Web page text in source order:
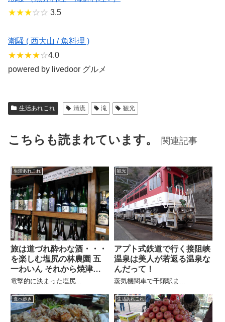
★★★☆☆ 3.5
潮騒 ( 西大山 / 魚料理 )
★★★★☆4.0
powered by livedoor グルメ
生活あれこれ 清流 滝 観光
こちらも読まれています。 関連記事
生活あれこれ
旅は道づれ酔わな酒・・・
を楽しむ塩尻の林農園 五
一わいん それから焼津で
磯自慢
電撃的に決まった塩尻...
観光
アプト式鉄道で行く接阻峡
温泉は美人が若返る温泉な
んだって！
蒸気機関車で千頭駅ま...
食べ歩き 生活あれこれ